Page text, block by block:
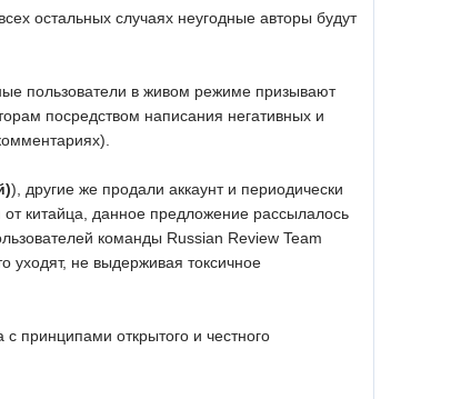
остальных случаях неугодные авторы будут
пользователи в живом режиме призывают
посредством написания негативных и
), другие же продали аккаунт и периодически
китайца, данное предложение рассылалось
команды Russian Review Team
уходят, не выдерживая токсичное
принципами открытого и честного